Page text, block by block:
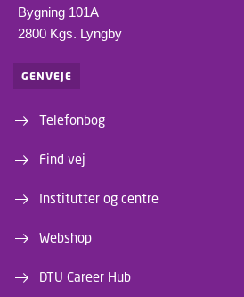
Bygning 101A
2800 Kgs. Lyngby
GENVEJE
Telefonbog
Find vej
Institutter og centre
Webshop
DTU Career Hub